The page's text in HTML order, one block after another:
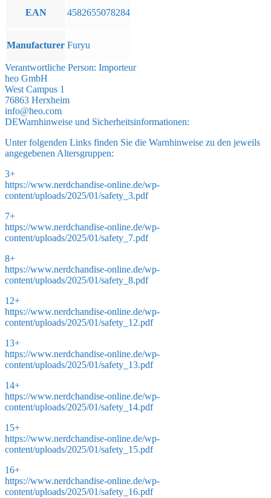
EAN 4582655078284
Manufacturer Furyu
Verantwortliche Person: Importeur
heo GmbH
West Campus 1
76863 Herxheim
info@heo.com
DEWarnhinweise und Sicherheitsinformationen:
Unter folgenden Links finden Sie die Warnhinweise zu den jeweils
angegebenen Altersgruppen:
3+
https://www.nerdchandise-online.de/wp-
content/uploads/2025/01/safety_3.pdf
7+
https://www.nerdchandise-online.de/wp-
content/uploads/2025/01/safety_7.pdf
8+
https://www.nerdchandise-online.de/wp-
content/uploads/2025/01/safety_8.pdf
12+
https://www.nerdchandise-online.de/wp-
content/uploads/2025/01/safety_12.pdf
13+
https://www.nerdchandise-online.de/wp-
content/uploads/2025/01/safety_13.pdf
14+
https://www.nerdchandise-online.de/wp-
content/uploads/2025/01/safety_14.pdf
15+
https://www.nerdchandise-online.de/wp-
content/uploads/2025/01/safety_15.pdf
16+
https://www.nerdchandise-online.de/wp-
content/uploads/2025/01/safety_16.pdf